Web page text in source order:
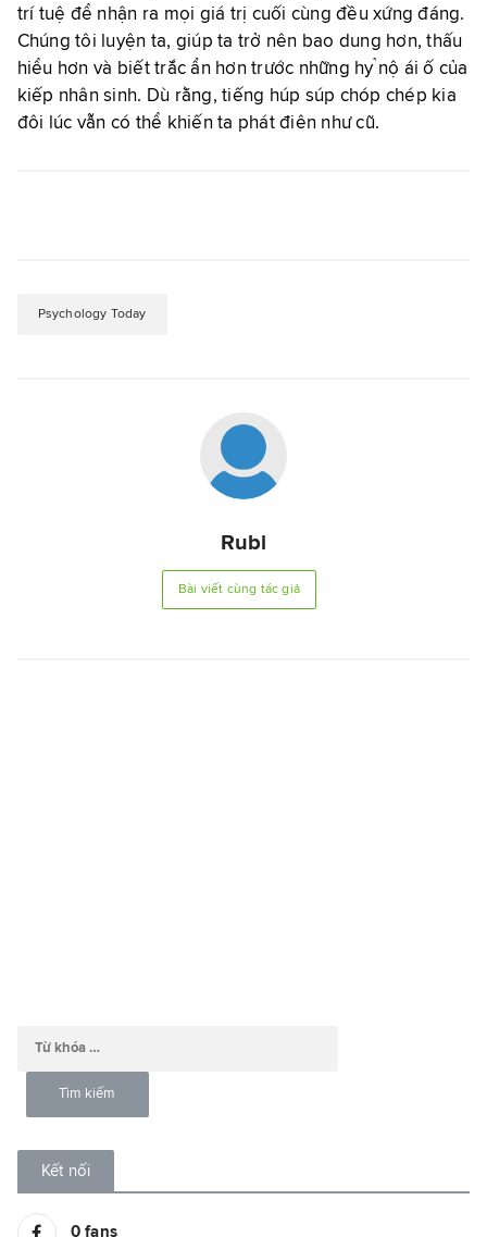
trí tuệ để nhận ra mọi giá trị cuối cùng đều xứng đáng.
Chúng tôi luyện ta, giúp ta trở nên bao dung hơn, thấu
hiểu hơn và biết trắc ẩn hơn trước những hỷ nộ ái ố của
kiếp nhân sinh. Dù rằng, tiếng húp súp chóp chép kia
đôi lúc vẫn có thể khiến ta phát điên như cũ.
Psychology Today
Rubi
Bài viết cùng tác giả
Kết nối
0fans